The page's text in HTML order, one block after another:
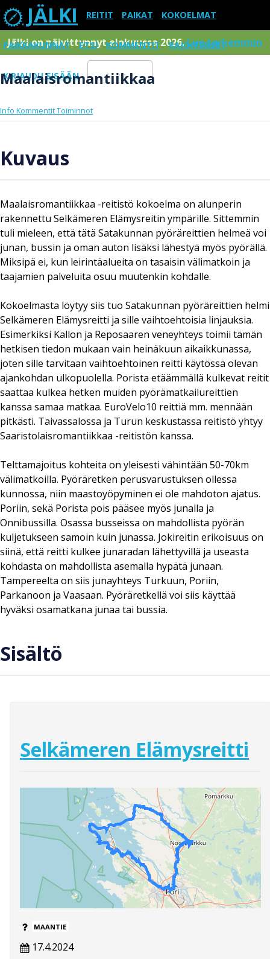
JÄLKI REITIT PAIKAT KOKOELMAT
PAIKKAKUNNAT ETSI KOMMENTIT RAJOITUKSET
KIRJAUDU SISÄÄN Menu
Jälki on päivittynnyt elokuussa 2026.Lue tarkemmin
Maalaisromantiikkaa
Info KommentitToiminnot
Kuvaus
Maalaisromantiikkaa -reitistö kokoelma on alunperin
rakennettu Selkämeren Elämysreitin ympärille. Sittemmin
tuli mieleen, että tätä Satakunnan pyöräreittien helmeä voi
junan, bussin ja oman auton lisäksi lähestyä myös pyörällä.
Miksipä ei, kun leirintäalueita on tasaisin välimatkoin ja
taajamien palveluita osuu muutenkin kohdalle.
Kokoelmasta löytyy siis tuo Satakunnan pyöräreittien helmi
Selkämeren Elämysreitti ja sille vaihtoehtoisia linjauksia.
Esimerkiksi Kallon ja Reposaaren veneyhteys toimii tämän
hetkisen tiedon mukaan vain heinäkuun aikaikkunassa,
joten sille tarvitaan vaihtoehtoinen reitti käytössä olevan
ajankohdan ulkopuolella. Porista etäämmällä kulkevat reitit
saattaa kulkea hetken muiden pyörämatkailureittien
kanssa samaa matkaa. EuroVelo10 reittiä mm. mennään
pitkästi. Taivassalossa ja Turun keskustassa reitistö yhtyy
Saaristolaisromantiikkaa -reitistön kanssa.
Telttamajoitus kohteita on yleisesti vähintään 50-70km
välimatkoilla. Pyöräretken perusvarustuksen ollessa
kunnossa, niin maastoyöpyminen ei ole mahdoton ajatus.
Poriin, sekä Porista pois pääsee myös junalla ja
Onnibussilla. Osassa busseissa on mahdollista pyörän
kuljetukseen samoin kuin junassa. Jokireitin erikoisuus on
siinä, että reitti kulkee junaradan lähettyvillä ja useasta
kohdasta on mahdollista asemalla hypätä junaan.
Tampereelta on siis junayhteys Turkuun, Poriin,
Parkanoon ja Vaasaan. Pyöräretkellä voi siis käyttää
hyväksi osamatkana junaa tai bussia.
Sisältö
Selkämeren Elämysreitti
MAANTIE
17.4.2024